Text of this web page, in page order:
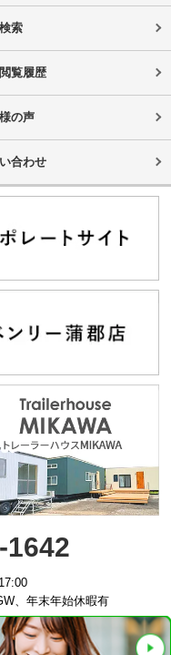
索
覧履歴
の声
合わせ
1642
、年末年始休暇有